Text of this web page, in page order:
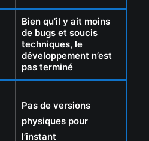
Bien qu’il y ait moins
de bugs et soucis
techniques, le
développement n’est
pas terminé
Pas de versions
physiques pour
l’instant